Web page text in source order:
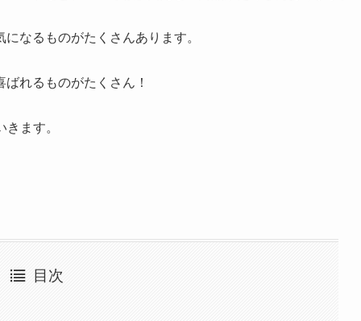
なるものがたくさんあります。
れるものがたくさん！
ます。
目次